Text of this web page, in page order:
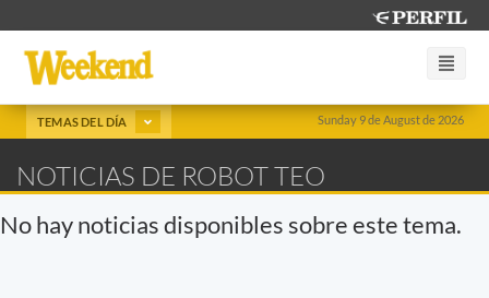
Sunday 9 de August de 2026
TEMAS DEL DÍA
NOTICIAS DE ROBOT TEO
No hay noticias disponibles sobre este tema.